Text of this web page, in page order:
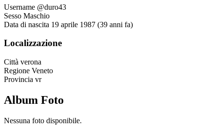
Username @duro43
Sesso Maschio
Data di nascita 19 aprile 1987 (39 anni fa)
Localizzazione
Città verona
Regione Veneto
Provincia vr
Album Foto
Nessuna foto disponibile.